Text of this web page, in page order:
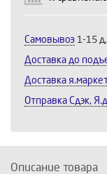
Самовывоз 1-15 д,
Доставка до
Доставка
Отправка Сдэк,
Описание товара